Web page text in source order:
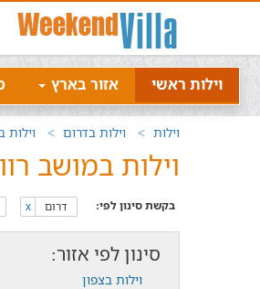
וילות ראשי אזור בארץ
וילות וילות בדרום וילות
וילות במושב
בקשת סינון לפי: x דרום
סינון לפי אזור:
וילות בצפון